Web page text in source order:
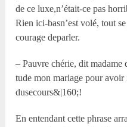
de ce luxe,n’était-ce pas
Rien ici-basn’est volé, tout
courage deparler.
– Pauvre chérie, dit madame
tude mon mariage pour avoir
dusecours&|160;!
En entendant cette phrase